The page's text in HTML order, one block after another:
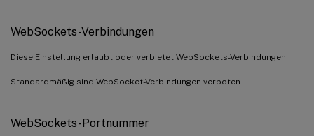
WebSockets-Verbindungen
Diese Einstellung erlaubt oder verbietet WebSockets-Verbindungen.
Standardmäßig sind WebSocket-Verbindungen verboten.
WebSockets-Portnummer